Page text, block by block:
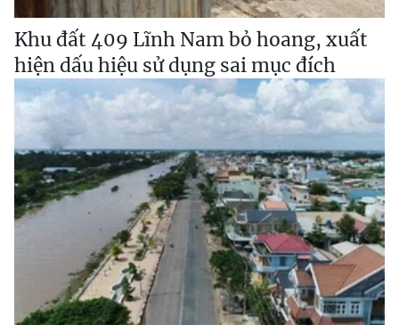
Khu đất 409 Lĩnh Nam bỏ hoang, xuất
hiện dấu hiệu sử dụng sai mục đích